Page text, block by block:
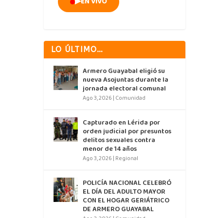
LO ÚLTIMO…
Armero Guayabal eligió su
nueva Asojuntas durante la
jornada electoral comunal
Ago 3, 2026 | Comunidad
Capturado en Lérida por
orden judicial por presuntos
delitos sexuales contra
menor de 14 años
Ago 3, 2026 | Regional
POLICÍA NACIONAL CELEBRÓ
EL DÍA DEL ADULTO MAYOR
CON EL HOGAR GERIÁTRICO
DE ARMERO GUAYABAL